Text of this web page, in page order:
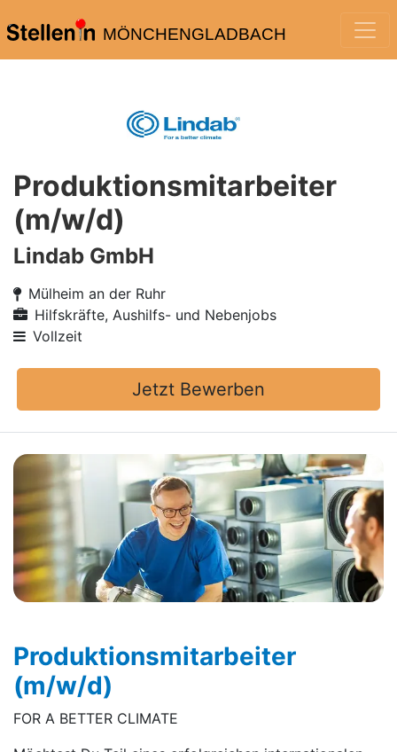
MÖNCHENGLADBACH
Produktionsmitarbeiter
(m/w/d)
Lindab GmbH
Mülheim an der Ruhr
Hilfskräfte, Aushilfs- und Nebenjobs
Vollzeit
Jetzt Bewerben
Produktions­mitarbeiter
(m/w/d)
FOR A BETTER CLIMATE